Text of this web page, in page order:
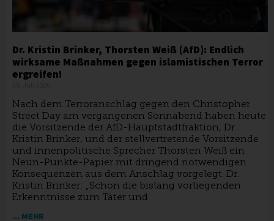
Dr. Kristin Brinker, Thorsten Weiß (AfD): Endlich
wirksame Maßnahmen gegen islamistischen Terror
ergreifen!
Nach dem Terroranschlag gegen den Christopher
Street Day am vergangenen Sonnabend haben heute
die Vorsitzende der AfD-Hauptstadtfraktion, Dr.
Kristin Brinker, und der stellvertretende Vorsitzende
und innenpolitische Sprecher Thorsten Weiß ein
Neun-Punkte-Papier mit dringend notwendigen
Konsequenzen aus dem Anschlag vorgelegt. Dr.
Kristin Brinker: „Schon die bislang vorliegenden
Erkenntnisse zum Täter und
... MEHR